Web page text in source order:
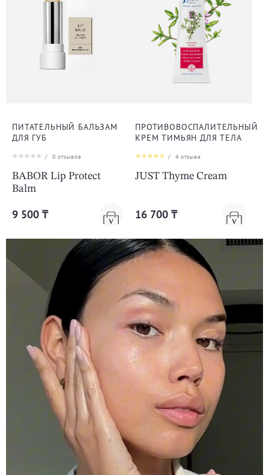
ПИТАТЕЛЬНЫЙ БАЛЬЗАМ
ДЛЯ ГУБ
/ 0 отзывов
BABOR Lip Protect
Balm
9 500 ₸
ПРОТИВОВОСПАЛИТЕЛЬНЫЙ
КРЕМ ТИМЬЯН ДЛЯ ТЕЛА
/ 4отзыва
JUST Thyme Cream
16 700 ₸